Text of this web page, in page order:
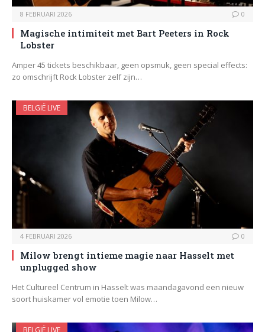
8 FEBRUARI 2026 0
Magische intimiteit met Bart Peeters in Rock
Lobster
Amper 45 tickets beschikbaar, geen opsmuk, geen special effects:
zo omschrijft Rock Lobster zelf zijn…
BELGIË LIVE
4 FEBRUARI 2026 0
Milow brengt intieme magie naar Hasselt met
unplugged show
Het Cultureel Centrum in Hasselt was maandagavond een nieuw
soort huiskamer vol emotie toen Milow…
BELGIË LIVE